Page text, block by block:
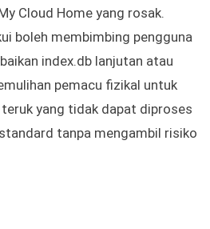
Cloud Home yang rosak.
boleh membimbing pengguna
index.db lanjutan atau
pemacu fizikal untuk
teruk yang tidak dapat diproses
tanpa mengambil risiko